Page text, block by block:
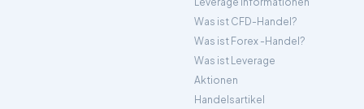
Was ist CFD-Handel?
Was ist Forex -Handel?
Was ist Leverage
Aktionen
Handelsartikel